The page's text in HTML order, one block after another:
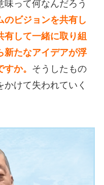
味って何なんだろう
のビジョンを共有し
有して一緒に取り組
新たなアイデアが浮
か。 そうしたもの
けて失われていく